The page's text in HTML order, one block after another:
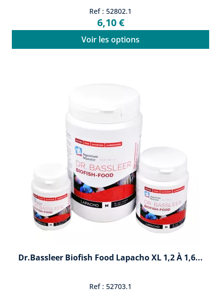
Ref : 52802.1
6,10 €
Voir les options
Dr.Bassleer Biofish Food Lapacho XL 1,2 À 1,6...
Ref : 52703.1